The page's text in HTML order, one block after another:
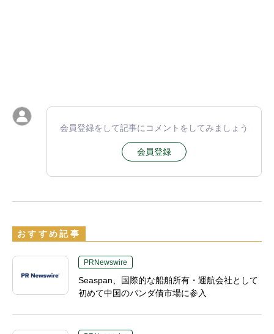
会員登録をして記事にコメントをしてみましょう
会員登録
おすすめ記事
PRNewswire
Seaspan、国際的な船舶所有・運航会社として
初めて中国のパンダ債市場に参入